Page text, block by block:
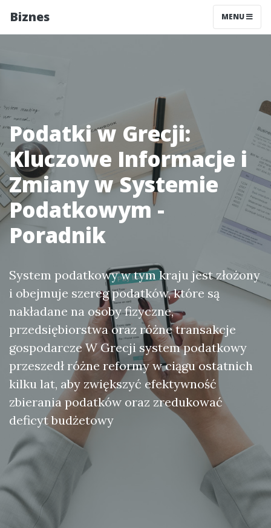
Biznes MENU
Podatki w Grecji:
Kluczowe Informacje i
Zmiany w Systemie
Podatkowym -
Poradnik
System podatkowy w tym kraju jest złożony
i obejmuje szereg podatków, które są
nakładane na osoby fizyczne,
przedsiębiorstwa oraz różne transakcje
gospodarcze W Grecji system podatkowy
przeszedł różne reformy w ciągu ostatnich
kilku lat, aby zwiększyć efektywność
zbierania podatków oraz zredukować
deficyt budżetowy